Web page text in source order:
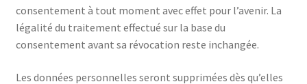
consentement à tout moment avec effet pour l’avenir. La
légalité du traitement effectué sur la base du
consentement avant sa révocation reste inchangée.
Les données personnelles seront supprimées dès qu’elles